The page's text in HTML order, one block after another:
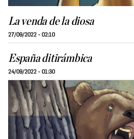
La venda de la diosa
27/09/2022 - 02:10
España ditirámbica
24/09/2022 - 01:30